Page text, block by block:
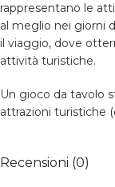
rappresentano le
al meglio nei giorni
il viaggio, dove
attività turistiche.
Un gioco da tavolo
attrazioni turistiche
Recensioni (0)